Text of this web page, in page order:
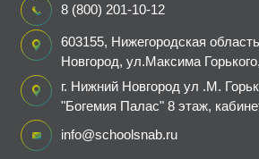
8 (800) 201-10-12
603155, Нижегородская
Новгород, ул.Максима
г. Нижний Новгород ул .М.
"Богемия Палас" 8 этаж,
info@schoolsnab.ru